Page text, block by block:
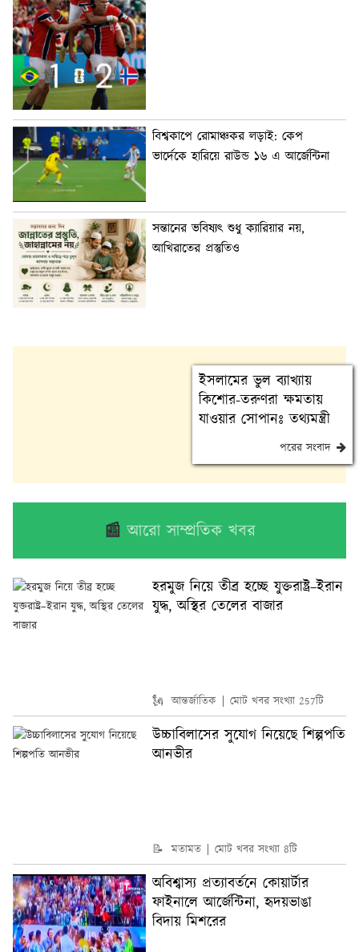
বিশ্বকাপে রোমাঞ্চকর লড়াই: কেপ
ভার্দেকে হারিয়ে রাউন্ড ১৬ এ আর্জেন্টিনা
সন্তানের ভবিষ্যৎ শুধু ক্যারিয়ার নয়,
আখিরাতের প্রস্তুতিও
ইসলামের ভুল ব্যাখ্যায়
কিশোর-তরুণরা ক্ষমতায়
যাওয়ার সোপানঃ তথ্যমন্ত্রী
পরের সংবাদ
📰আরো সাম্প্রতিক খবর
হরমুজ নিয়ে তীব্র হচ্ছে যুক্তরাষ্ট্র–ইরান
যুদ্ধ, অস্থির তেলের বাজার
🗽 আন্তর্জাতিক মোট খবর সংখ্যা 257টি
উচ্চাবিলাসের সুযোগ নিয়েছে শিল্পপতি
আনভীর
📝 মতামত মোট খবর সংখ্যা 8টি
অবিশ্বাস্য প্রত্যাবর্তনে কোয়ার্টার
ফাইনালে আর্জেন্টিনা, হৃদয়ভাঙা
বিদায় মিশরের